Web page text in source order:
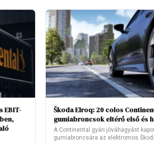
EBIT-
Škoda Elroq: 20 colos
gumiabroncsok eltérő első és
A Continental gyári jóváhagyást
gumiabroncsára az elektromos